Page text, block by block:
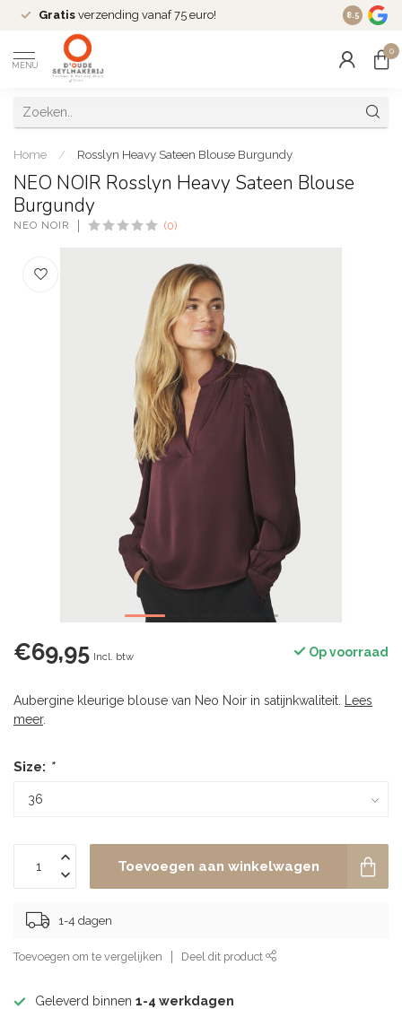
Gratis verzending vanaf 75 euro! Dé
8.5
MENU
0
Home / Rosslyn Heavy Sateen Blouse Burgundy
NEO NOIR Rosslyn Heavy Sateen Blouse
Burgundy
NEO NOIR (0)
€69,95 Incl. btw Op voorraad
Aubergine kleurige blouse van Neo Noir in satijnkwaliteit.
Lees
meer.
Size: *
Toevoegen aan winkelwagen
1-4 dagen
Toevoegen om te vergelijken Deel dit product
Geleverd binnen 1-4 werkdagen